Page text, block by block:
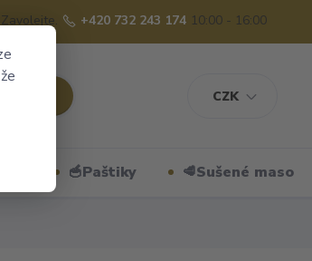
CZK
+420 732 243 174 10:00 - 16:00
🥣Paštiky 🥩Sušené maso